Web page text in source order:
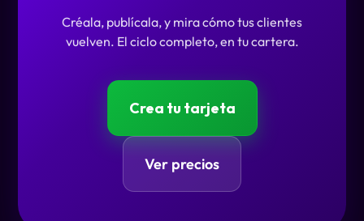
Créala, publícala, y mira cómo tus clientes
vuelven. El ciclo completo, en tu cartera.
Crea tu tarjeta
Ver precios